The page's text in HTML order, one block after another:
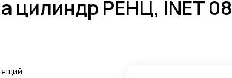
цилиндр РЕНЦ, INET 08